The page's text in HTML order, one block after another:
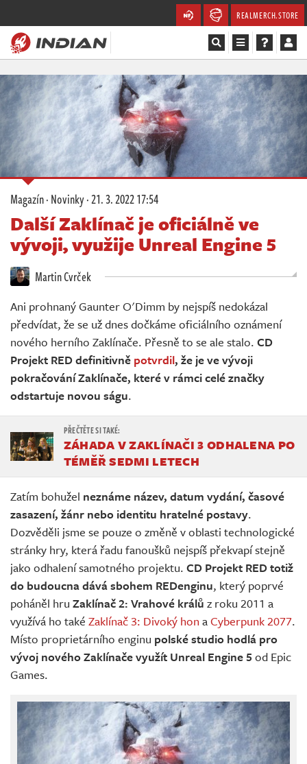
REALMERCH.STORE
Magazín
Recenze
Videa
Soutěže
Databáze
Komunita
Redakce
Živě
Magazín·Novinky·21. 3. 2022 17:54
Další Zaklínač je oficiálně ve
vývoji, využije Unreal Engine 5
Martin Cvrček
Ani prohnaný Gaunter O'Dimm by nejspíš nedokázal
předvídat, že se už dnes dočkáme oficiálního oznámení
nového herního Zaklínače. Přesně to se ale stalo. CD
Projekt RED definitivně potvrdil, že je ve vývoji
pokračování Zaklínače, které v rámci celé značky
odstartuje novou ságu.
ZÁHADA V ZAKLÍNAČI 3 ODHALENA PO
TÉMĚŘ SEDMI LETECH
Zatím bohužel neznáme název, datum vydání, časové
zasazení, žánr nebo identitu hratelné postavy.
Dozvěděli jsme se pouze o změně v oblasti technologické
stránky hry, která řadu fanoušků nejspíš překvapí stejně
jako odhalení samotného projektu. CD Projekt RED totiž
do budoucna dává sbohem REDenginu, který poprvé
poháněl hru Zaklínač 2: Vrahové králů z roku 2011 a
využívá ho také Zaklínač 3: Divoký hon aCyberpunk 2077.
Místo proprietárního enginu polské studio hodlá pro
vývoj nového Zaklínače využít Unreal Engine 5 od Epic
Games.